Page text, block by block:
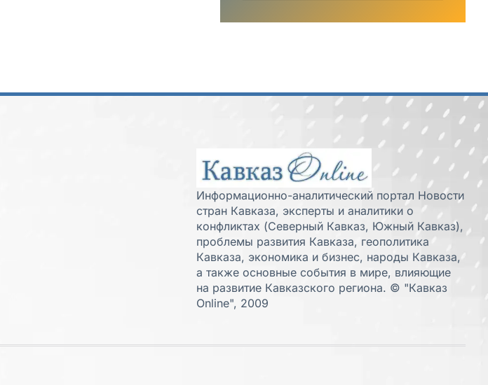
Информационно-аналитический портал Новости
стран Кавказа, эксперты и аналитики о
конфликтах (Северный Кавказ, Южный Кавказ),
проблемы развития Кавказа, геополитика
Кавказа, экономика и бизнес, народы Кавказа,
а также основные события в мире, влияющие
на развитие Кавказского региона. © "Кавказ
Online", 2009